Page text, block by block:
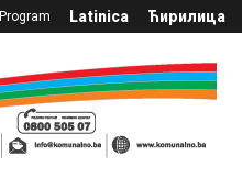
Program Latinica Ћирилица